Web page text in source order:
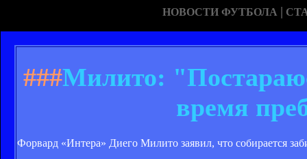
НОВОСТИ ФУТБОЛА |
###Милито:
время
Форвард «Интера» Диего Милито заявил, что собирается